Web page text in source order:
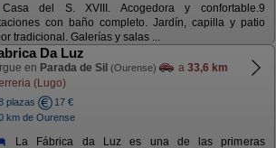
del S. XVIII. Acogedora y confortable.9
con baño completo. Jardín, capilla y patio
tradicional. Galerías y salas ...
Da Luz
en Parada de Sil (Ourense) a 33,6 km
(Lugo)
plazas
17 €
km de Ourense
La Fábrica da Luz es una de las primeras